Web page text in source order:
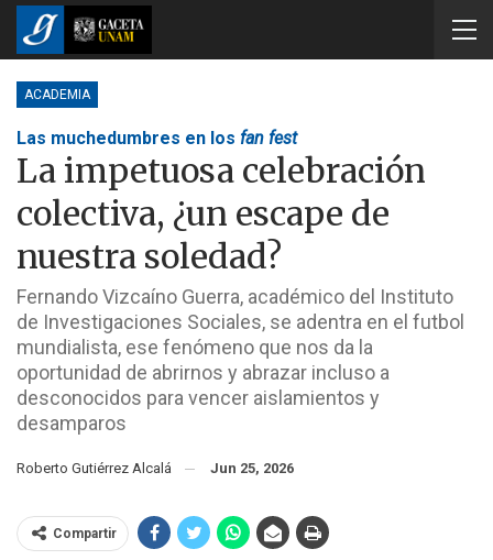
ACADEMIA
Las muchedumbres en los fan fest
La impetuosa celebración
colectiva, ¿un escape de
nuestra soledad?
Fernando Vizcaíno Guerra, académico del Instituto
de Investigaciones Sociales, se adentra en el futbol
mundialista, ese fenómeno que nos da la
oportunidad de abrirnos y abrazar incluso a
desconocidos para vencer aislamientos y
desamparos
Roberto Gutiérrez Alcalá Jun 25, 2026
Compartir